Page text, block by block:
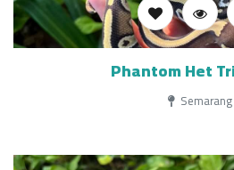
Phantom Het
Semarang